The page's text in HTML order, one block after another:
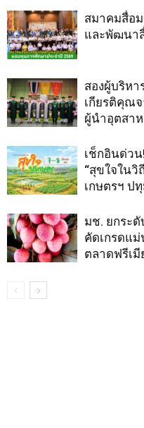
สมาคมสื่อ
และพัฒนา
สองผู้บริหา
เกียรติคุณ
ผู้นำอุตสา
เช็กอินด่วน
“สุขใจใน
เกษตรฯ ป
มช. ยกระดั
คัดเกรดแ
ตลาดฟรีเมี